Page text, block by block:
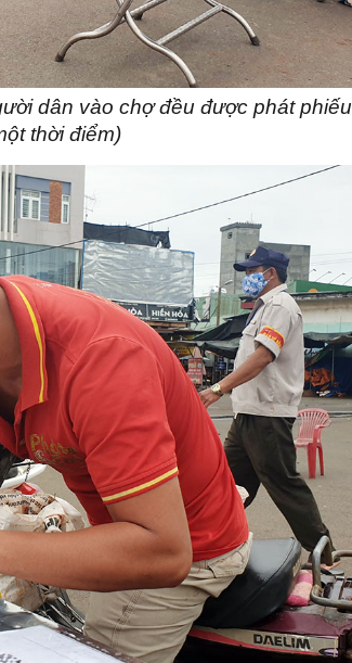
dân vào chợ đều được phát phiếu
thời điểm)